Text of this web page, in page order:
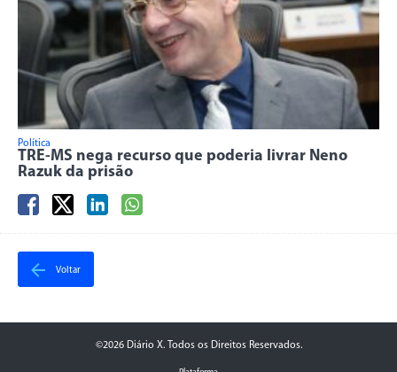
Política
TRE-MS nega recurso que poderia livrar Neno
Razuk da prisão
Voltar
©2026 Diário X. Todos os Direitos Reservados.